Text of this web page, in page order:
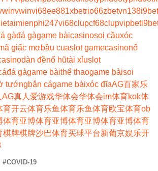
vwinvi68ee881xbetrio66zbetvn138
taimienphi247vi68clupcf68clupvipbet
gàđá gàgame bàicasinosoi cầuxóc
giấc mơbầu cuaslot gamecasinonổ
dàn đềnổ hũtài xỉuslot
đá gàgame bàithể thaogame bàisoi
tướngbắn cágame bàixóc đĩaAG百家乐
AG真人爱游戏华体会华体会im体育 kok体
育开云体育乐鱼体育乐鱼体育 欧宝体育ob
体育亚博体育亚博体育亚博体育亚博体育
棋牌棋牌沙巴体育买球平台新葡京娱乐开
COVID-19